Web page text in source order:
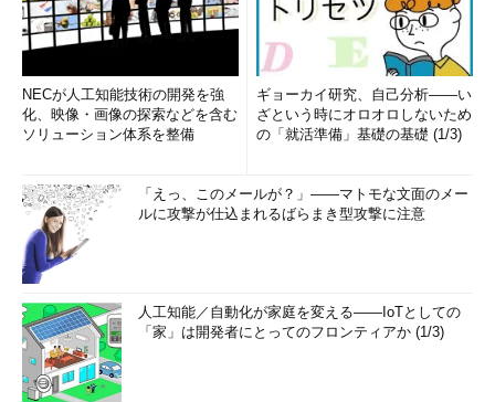
NECが人工知能技術の開発を強
化、映像・画像の探索などを含む
ソリューション体系を整備
ギョーカイ研究、自己分析――い
ざという時にオロオロしないため
の「就活準備」基礎の基礎 (1/3)
「えっ、このメールが？」――マトモな文面のメー
ルに攻撃が仕込まれるばらまき型攻撃に注意
人工知能／自動化が家庭を変える――IoTとしての
「家」は開発者にとってのフロンティアか (1/3)